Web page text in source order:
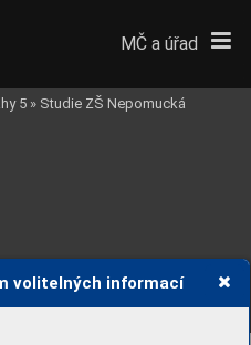
volitelných informací
MČ a úřad
5 » Studie ZŠ Nepomucká